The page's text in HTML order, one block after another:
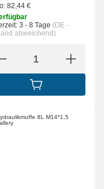
82,44 €
3 - 8 Tage (DE -
abweichend)
IN DEN